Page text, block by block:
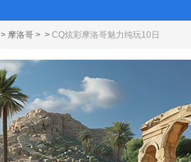
> 摩洛哥 > > CQ炫彩摩洛哥魅力纯玩10日